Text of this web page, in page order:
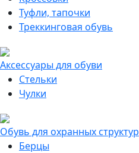
Туфли, тапочки
Треккинговая обувь
Аксессуары для обуви
Стельки
Чулки
Обувь для охранных структур
Берцы